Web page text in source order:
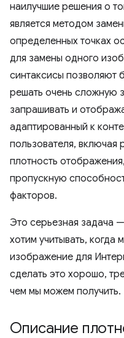
наилучшие решения о
является методом
определенных точках
для замены одного
синтаксисы позволяют
решать очень сложную
запрашивать и
адаптированный к
пользователя,
плотность
пропускную
факторов.
Это серьезная задача
хотим учитывать, когда
изображение для
сделать это хорошо,
чем мы можем получить.
Описание